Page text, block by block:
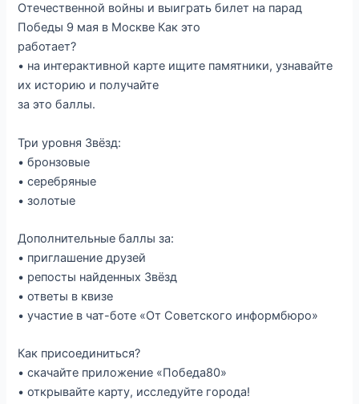
Отечественной войны и выиграть билет на парад
Победы 9 мая в Москве Как это
работает?
• на интерактивной карте ищите памятники, узнавайте
их историю и получайте
за это баллы.
Три уровня Звёзд:
• бронзовые
• серебряные
• золотые
Дополнительные баллы за:
• приглашение друзей
• репосты найденных Звёзд
• ответы в квизе
• участие в чат-боте «От Советского информбюро»
Как присоединиться?
• скачайте приложение «Победа80»
• открывайте карту, исследуйте города!